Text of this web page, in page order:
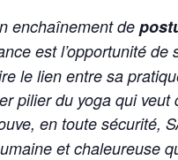
enchaînement de
est l’opportunité
le lien entre sa
pilier du yoga qui
en toute sécurité,
et chaleureuse